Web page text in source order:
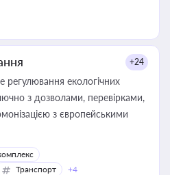
+24
регулювання екологічних
з дозволами, перевірками,
з європейськими
Транспорт +4